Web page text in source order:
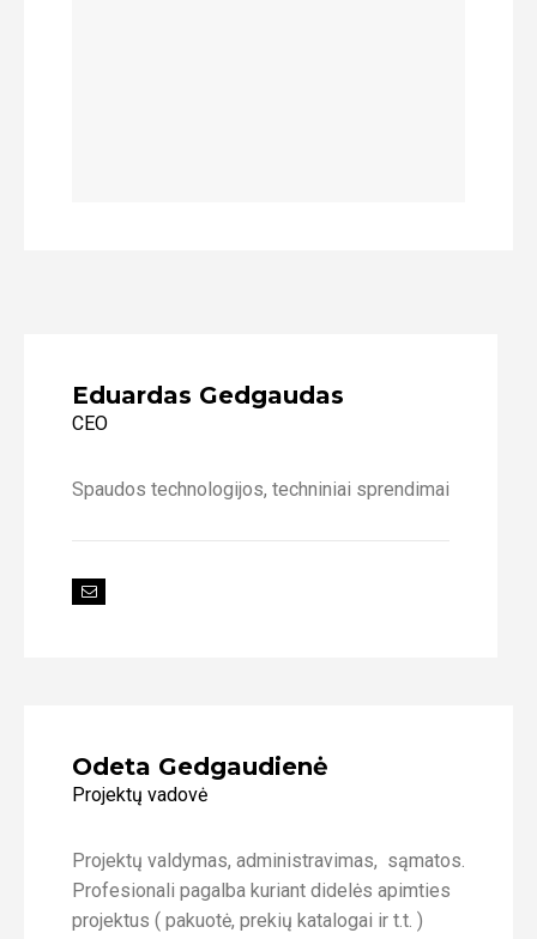
Eduardas Gedgaudas
CEO
Spaudos technologijos, techniniai sprendimai
Odeta Gedgaudienė
Projektų vadovė
Projektų valdymas, administravimas, sąmatos.
Profesionali pagalba kuriant didelės apimties
projektus ( pakuotė, prekių katalogai ir t.t. )